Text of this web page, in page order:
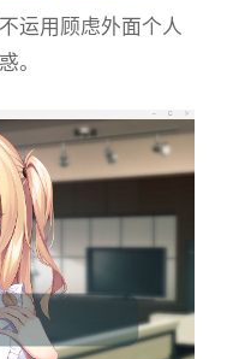
运用顾虑外面个人
。